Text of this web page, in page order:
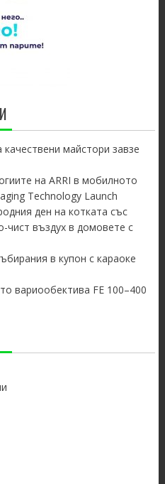
майстори завзе
на ARRI в мобилното
Technology Launch
ден на котката със
чист въздух в домовете с
в купон с караоке
вариообектива FE 100–400